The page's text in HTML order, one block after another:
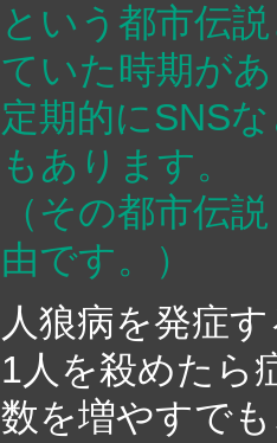
という都市伝
ていた時期が
定期的にSNS
もあります。
（その都市伝
由です。）
人狼病を発症
1人を殺めたら
数を増やすで